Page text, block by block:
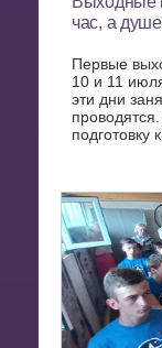
час, а
Первые
10 и 11
эти дни
подготовку